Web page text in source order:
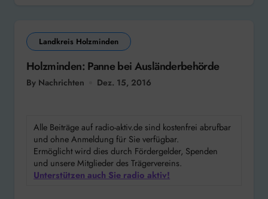
Landkreis Holzminden
Holzminden: Panne bei Ausländerbehörde
By Nachrichten Dez. 15, 2016
Alle Beiträge auf radio-aktiv.de sind kostenfrei abrufbar
und ohne Anmeldung für Sie verfügbar.
Ermöglicht wird dies durch Fördergelder, Spenden
und unsere Mitglieder des Trägervereins.
Unterstützen auch Sie radio aktiv!